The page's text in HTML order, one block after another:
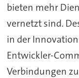
bieten mehr
vernetzt sind.
in der
Entwickler-
Verbindungen